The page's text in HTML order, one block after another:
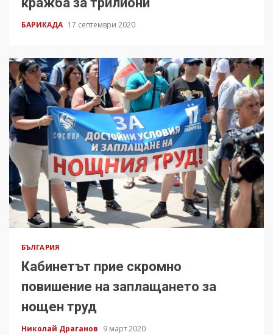
БАРИКАДА 17 септември 2020
БЪЛГАРИЯ
Кабинетът прие скромно
повишение на заплащането за
нощен труд
Николай Драганов 9 март 2020